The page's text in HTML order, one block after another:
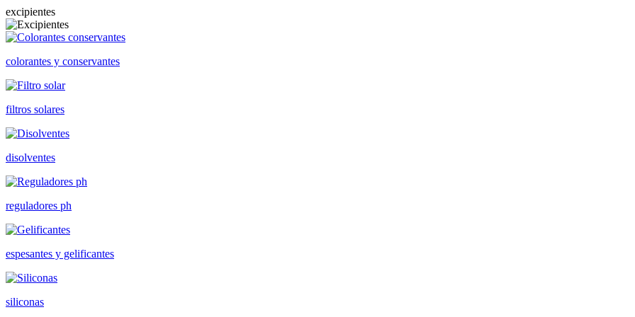
excipientes
colorantes y conservantes
filtros solares
disolventes
reguladores ph
espesantes y gelificantes
siliconas